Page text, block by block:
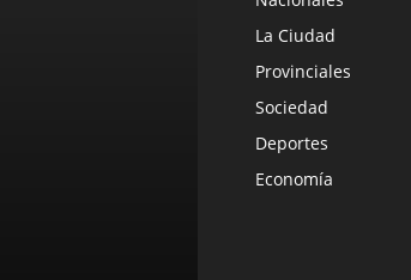
La Ciudad
Provinciales
Sociedad
Deportes
Economía